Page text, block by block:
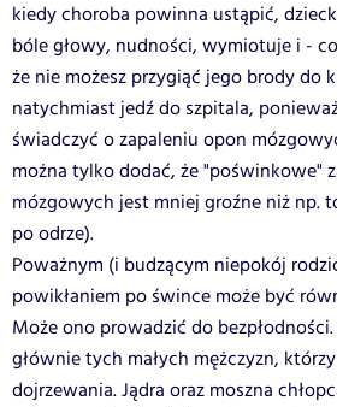
kiedy choroba powinna ustąpić,
bóle głowy, nudności, wymiotuje i -
że nie możesz przygiąć jego brody do
natychmiast jedź do szpitala,
świadczyć o zapaleniu opon
można tylko dodać, że "poświnkowe"
mózgowych jest mniej groźne niż np.
po odrze).
Poważnym (i budzącym niepokój
powikłaniem po śwince może być
Może ono prowadzić do
głównie tych małych mężczyzn,
dojrzewania. Jądra oraz moszna